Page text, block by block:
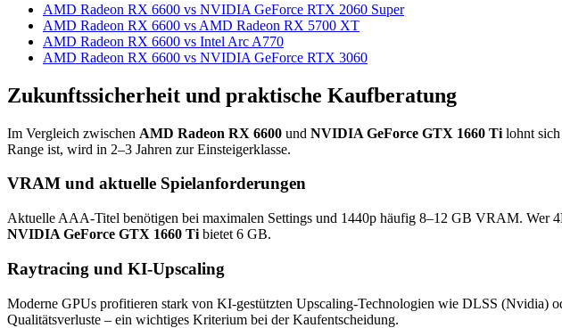
AMD Radeon RX 6600 vs NVIDIA GeForce RTX 2060 Super
AMD Radeon RX 6600 vs AMD Radeon RX 5700 XT
AMD Radeon RX 6600 vs Intel Arc A770
AMD Radeon RX 6600 vs NVIDIA GeForce RTX 3060
Zukunftssicherheit und praktische Kaufberatung
Im Vergleich zwischen AMD Radeon RX 6600 und NVIDIA GeForce GTX 1660 Ti lohnt
Range ist, wird in 2–3 Jahren zur Einsteigerklasse.
VRAM und aktuelle Spielanforderungen
Aktuelle AAA-Titel benötigen bei maximalen Settings und 1440p häufig 8–12 GB VRAM. Wer
NVIDIA GeForce GTX 1660 Ti bietet 6 GB.
Raytracing und KI-Upscaling
Moderne GPUs profitieren stark von KI-gestützten Upscaling-Technologien wie DLSS (Nvidia)
Qualitätsverluste – ein wichtiges Kriterium bei der Kaufentscheidung.